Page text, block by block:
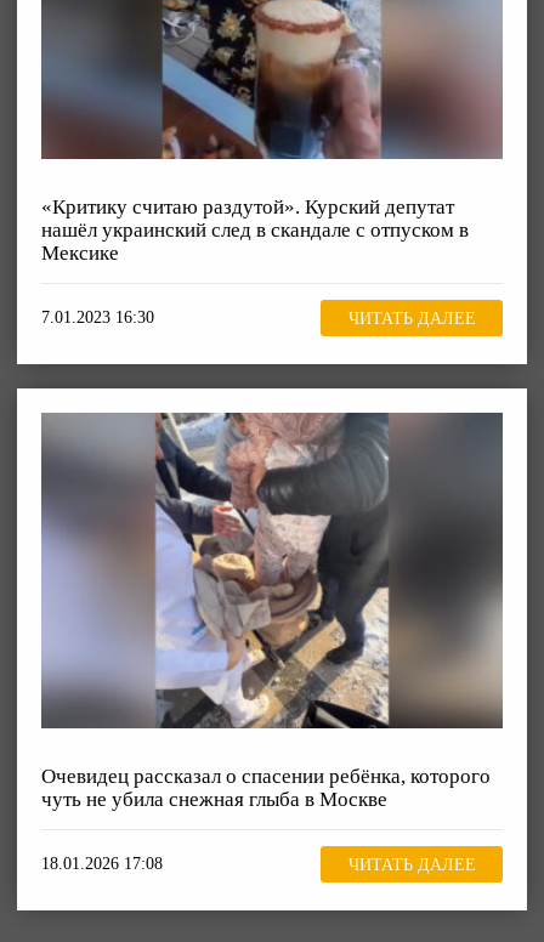
«Критику считаю раздутой». Курский депутат
нашёл украинский след в скандале с отпуском в
Мексике
7.01.2023 16:30 ЧИТАТЬ ДАЛЕЕ
Очевидец рассказал о спасении ребёнка, которого
чуть не убила снежная глыба в Москве
18.01.2026 17:08 ЧИТАТЬ ДАЛЕЕ